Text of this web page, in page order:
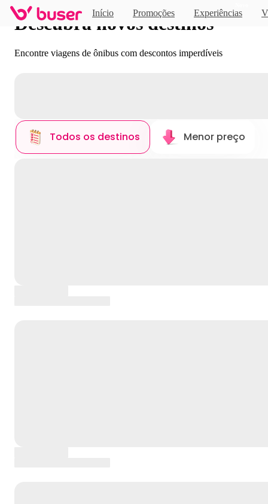
Início Promoções Experiências
Descubra novos destinos
Encontre viagens de ônibus com descontos imperdíveis
Todos os destinos Menor preço